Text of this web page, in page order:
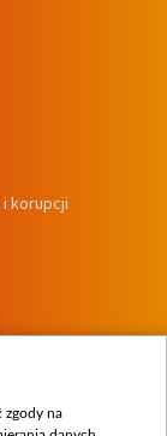
korupcji
zgody na